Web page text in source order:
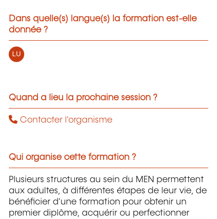
Dans quelle(s) langue(s) la formation est-elle
donnée ?
LU
Quand a lieu la prochaine session ?
Contacter l'organisme
Qui organise cette formation ?
Plusieurs structures au sein du MEN permettent
aux adultes, à différentes étapes de leur vie, de
bénéficier d'une formation pour obtenir un
premier diplôme, acquérir ou perfectionner